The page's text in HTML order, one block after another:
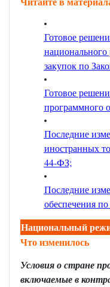
Готовое
закупок по
Готовое
программного
Последние
иностранных
44-ФЗ;
Последние
обеспечения
Национальный
Что изменилось
Условия о стране
включаемые в